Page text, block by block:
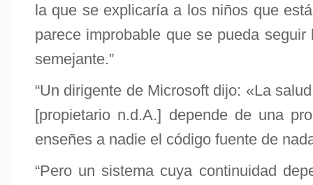
la que se explicaría a los niños que
parece improbable que se pueda
semejante.”
“Un dirigente de Microsoft dijo: «La
[propietario n.d.A.] depende de una
enseñes a nadie el código fuente de
“Pero un sistema cuya continuidad